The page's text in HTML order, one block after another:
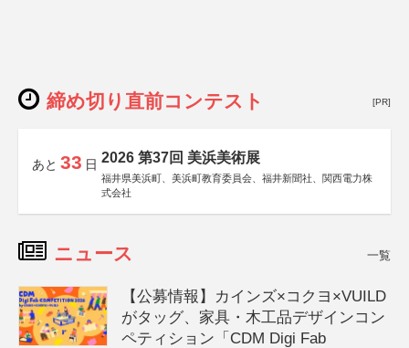
締め切り直前コンテスト [PR]
あと 33 日 2026 第37回 美浜美術展
福井県美浜町、美浜町教育委員会、福井新聞社、関西電力株
式会社
ニュース 一覧
【公募情報】カインズ×コクヨ×VUILD
がタッグ、家具・木工品デザインコン
ペティション「CDM Digi Fab